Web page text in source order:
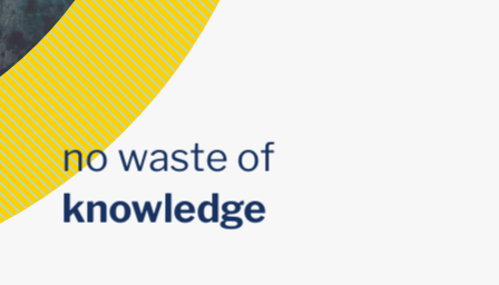
no waste of
knowledge